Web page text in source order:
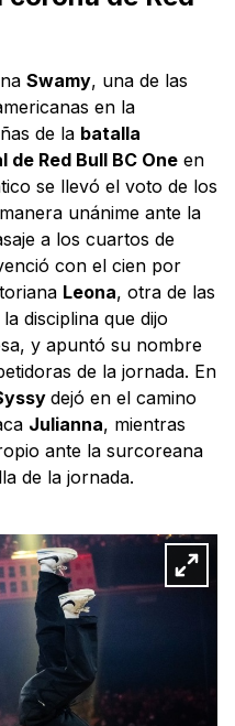
Swamy, una de las
en la
de la batalla
de Red Bull BC One en
se llevó el voto de los
unánime ante la
a los cuartos de
con el cien por
Leona, otra de las
disciplina que dijo
y apuntó su nombre
de la jornada. En
dejó en el camino
Julianna, mientras
ante la surcoreana
de la jornada.